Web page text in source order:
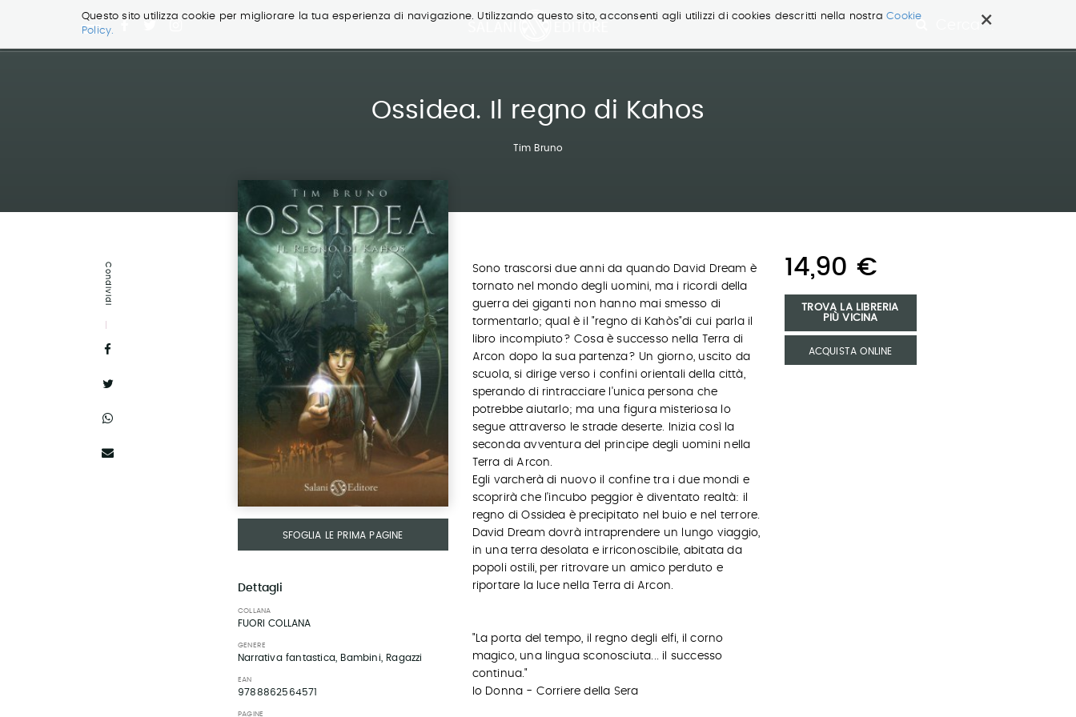
×
Questo sito utilizza cookie per migliorare la tua esperienza di navigazione. Utilizzando questo sito, acconsenti agli utilizzi di cookies descritti nella nostraCookie
Policy.
Cerca ...
Ossidea. Il regno di Kahos
Tim Bruno
Condividi
SFOGLIA LE PRIMA PAGINE
Dettagli
COLLANA
FUORI COLLANA
GENERE
Narrativa fantastica, Bambini, Ragazzi
EAN
9788862564571
PAGINE
Sono trascorsi due anni da quando David Dream è
tornato nel mondo degli uomini, ma i ricordi della
guerra dei giganti non hanno mai smesso di
tormentarlo; qual è il "regno di Kahòs"di cui parla il
libro incompiuto? Cosa è successo nella Terra di
Arcon dopo la sua partenza? Un giorno, uscito da
scuola, si dirige verso i confini orientali della città,
sperando di rintracciare l'unica persona che
potrebbe aiutarlo; ma una figura misteriosa lo
segue attraverso le strade deserte. Inizia così la
seconda avventura del principe degli uomini nella
Terra di Arcon.
Egli varcherà di nuovo il confine tra i due mondi e
scoprirà che l'incubo peggior è diventato realtà: il
regno di Ossidea è precipitato nel buio e nel terrore.
David Dream dovrà intraprendere un lungo viaggio,
in una terra desolata e irriconoscibile, abitata da
popoli ostili, per ritrovare un amico perduto e
riportare la luce nella Terra di Arcon.
"La porta del tempo, il regno degli elfi, il corno
magico, una lingua sconosciuta... il successo
continua."
Io Donna - Corriere della Sera
14,90 €
TROVA LA LIBRERIA
PIÙ VICINA
ACQUISTA ONLINE